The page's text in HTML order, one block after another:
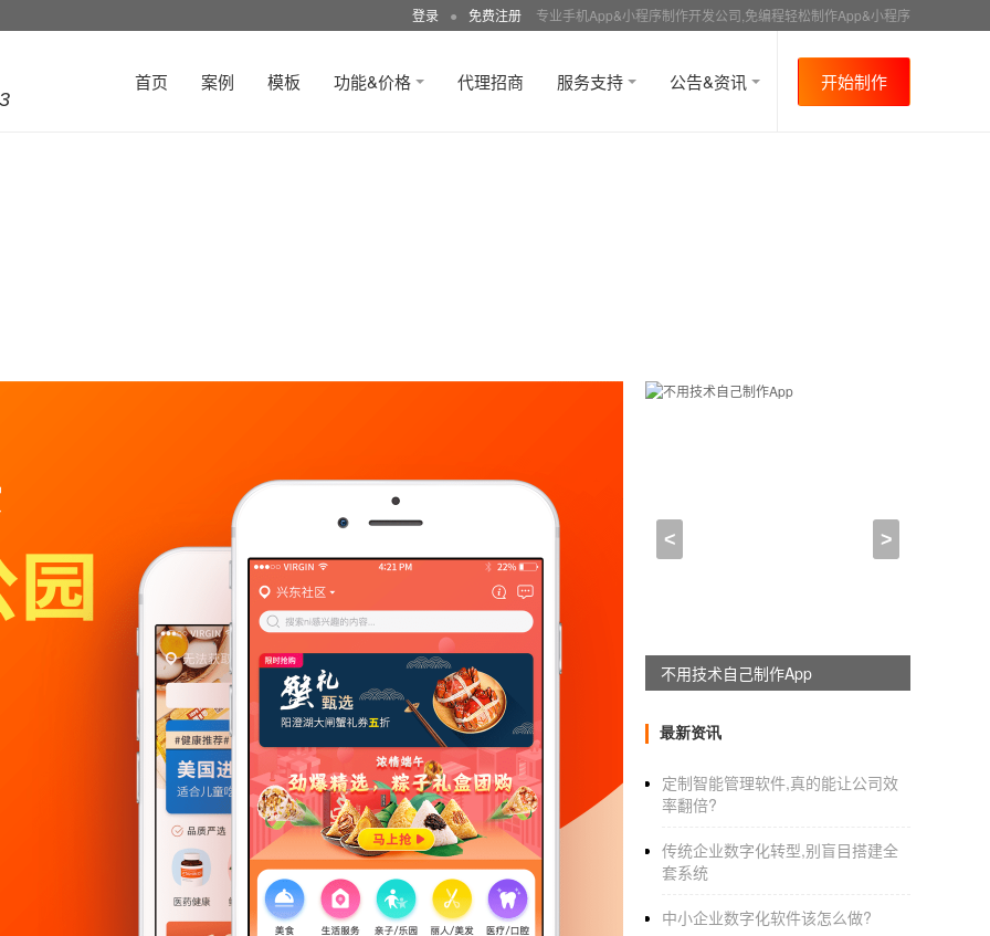
登录 ● 免费注册 专业手机App&小程序制作开发公司,免编程轻松制作App&小程序
首页 案例 模板 功能&价格 代理招商 服务支持 公告&资讯 开始制作
2021-05-05 14:45:00
共享健身房，顾名思义，就是照搬共享
房，然后扫一下健身器材上的二维码，就能
步，还是举铁，所有的运动数据都能上传到
说，制作智能健身单车，在前面设置一个大
智能健身房不仅能够解决健身房离家较远，
< >
不用技术自己制作App
最新资讯
定制智能管理软件,真的能让公司效
率翻倍?
传统企业数字化转型,别盲目搭建全
套系统
中小企业数字化软件该怎么做?